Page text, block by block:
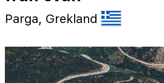
Parga, Grekland